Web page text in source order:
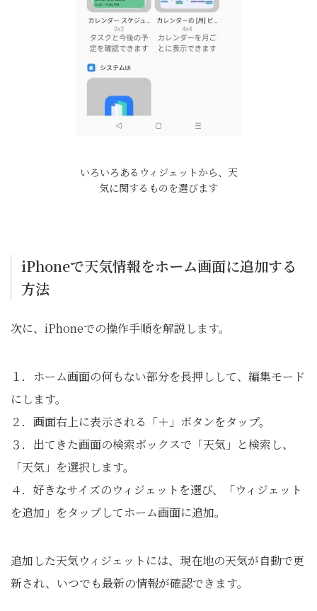
いろいろあるウィジェットから、天
気に関するものを選びます
iPhoneで天気情報をホーム画面に追加する
方法
次に、iPhoneでの操作手順を解説します。
１．ホーム画面の何もない部分を長押しして、編集モード
にします。
２．画面右上に表示される「＋」ボタンをタップ。
３．出てきた画面の検索ボックスで「天気」と検索し、
「天気」を選択します。
４．好きなサイズのウィジェットを選び、「ウィジェット
を追加」をタップしてホーム画面に追加。
追加した天気ウィジェットには、現在地の天気が自動で更
新され、いつでも最新の情報が確認できます。